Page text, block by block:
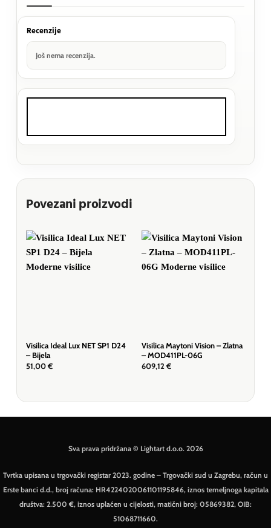
Recenzije
Još nema recenzija.
Povezani proizvodi
Visilica Ideal Lux NET SP1 D24
– Bijela
51,00 €
Visilica Maytoni Vision – Zlatna
– MOD411PL-06G
609,12 €
Sva prava pridržana © Lightart d.o.o. 2026
Tvrtka upisana u trgovački registar 2023. godine – Trgovački sud u Zagrebu, račun u
Erste banci d.d., broj računa: HR4224020061101195846, iznos temeljnoga kapitala
društva: 2.500 €, iznos uplaćen u cijelosti, matični broj: 05869382, OIB:
51068711660.